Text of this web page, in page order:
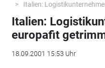
Italien:
Italien:
europafit
18.09.2001 15:53 Uhr